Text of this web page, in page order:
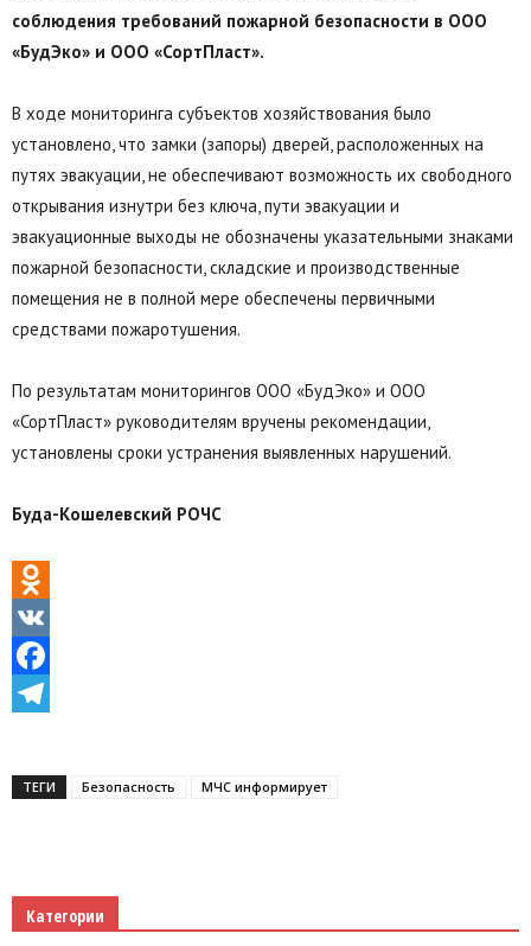
соблюдения требований пожарной безопасности в ООО
«БудЭко» и ООО «СортПласт».
В ходе мониторинга субъектов хозяйствования было
установлено, что замки (запоры) дверей, расположенных на
путях эвакуации, не обеспечивают возможность их свободного
открывания изнутри без ключа, пути эвакуации и
эвакуационные выходы не обозначены указательными знаками
пожарной безопасности, складские и производственные
помещения не в полной мере обеспечены первичными
средствами пожаротушения.
По результатам мониторингов ООО «БудЭко» и ООО
«СортПласт» руководителям вручены рекомендации,
установлены сроки устранения выявленных нарушений.
Буда-Кошелевский РОЧС
Odnoklassniki
VK
Facebook
ТЕГИ Безопасность МЧС информирует
Категории